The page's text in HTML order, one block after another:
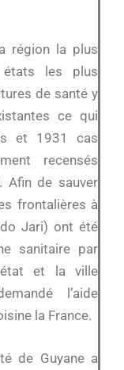
région la plus
états les plus
de santé y
ce qui
et 1931 cas
recensés
Afin de sauver
frontalières à
do Jari) ont été
sanitaire par
état et la ville
l’aide
la France.
de Guyane a